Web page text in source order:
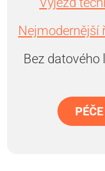
Nejmodernější
Bez